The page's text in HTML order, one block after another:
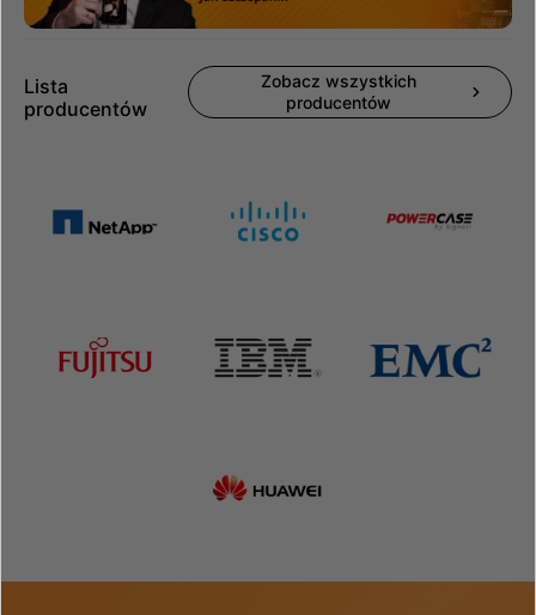
Lista
producentów
Zobacz wszystkich
producentów